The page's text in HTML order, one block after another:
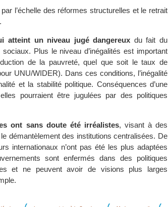
l’échelle des réformes structurelles et le retrait
atteint un niveau jugé dangereux du fait du
Plus le niveau d’inégalités est important
de la pauvreté, quel que soit le taux de
UNU/WIDER). Dans ces conditions, l’inégalité
et la stabilité politique. Conséquences d’une
pourraient être jugulées par des politiques
ont sans doute été irréalistes, visant à des
démantèlement des institutions centralisées. De
internationaux n’ont pas été les plus adaptées
sont enfermés dans des politiques
et ne peuvent avoir de visions plus larges